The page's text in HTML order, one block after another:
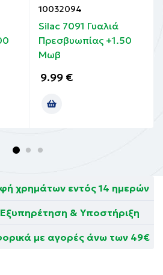
10032094
Silac 7091 Γυαλιά
Πρεσβυωπίας +1.50
Μωβ
9.99 €
χρημάτων εντός 14 ημερών
Εξυπηρέτηση & Υποστήριξη
με αγορές άνω των 49€